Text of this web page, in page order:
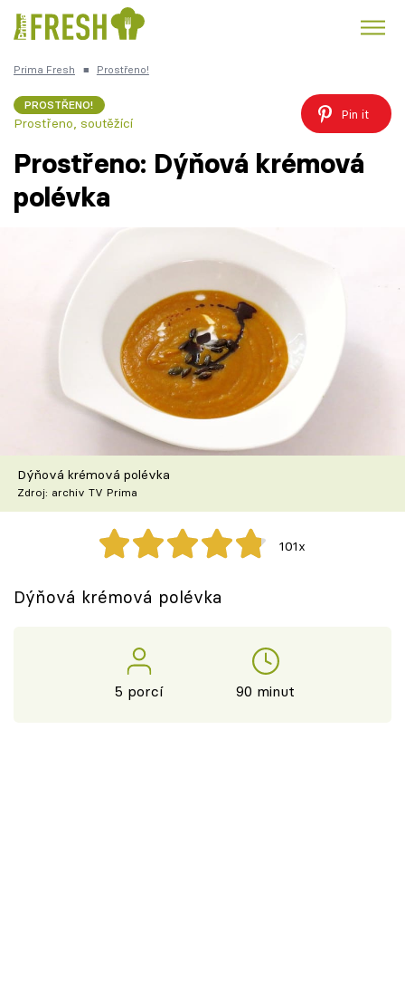
Česká kuchyně
Články
TV Program
Škola vaření
Recepty z TV
Speciál: Cuketa
Těhotnej kuchař
Sledujte prima+
Prima Fresh ■ Prostřeno!
PROSTŘENO!
Prostřeno, soutěžící
Pin it
Prostřeno: Dýňová krémová
polévka
Dýňová krémová polévka
Zdroj: archiv TV Prima
101x
Dýňová krémová polévka
5 porcí 90 minut